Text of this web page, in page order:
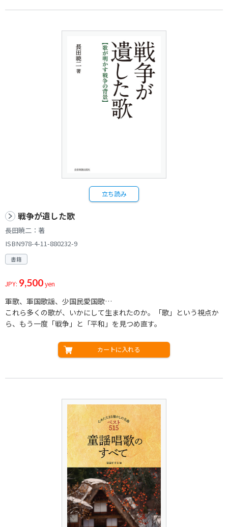
立ち読み
戦争が遺した歌
長田暁二：著
ISBN978-4-11-880232-9
書籍
JPY: 9,500yen
軍歌、軍国歌謡、少国民愛国歌…
これら多くの歌が、いかにして生まれたのか。「歌」という視点か
ら、もう一度「戦争」と「平和」を見つめ直す。
カートに入れる